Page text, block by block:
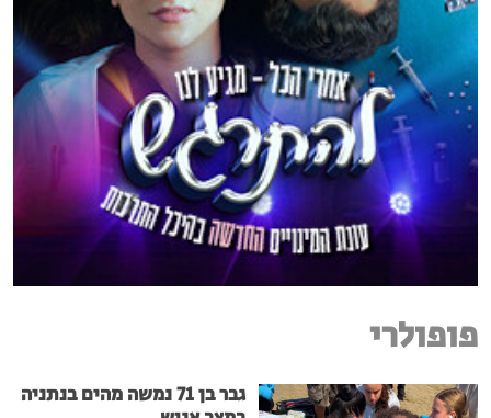
פופולרי
גבר בן 71 נמשה מהים בנתניה